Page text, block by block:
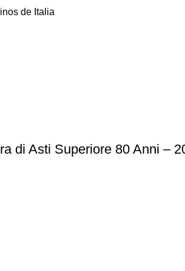
de Italia
di Asti Superiore 80 Anni –